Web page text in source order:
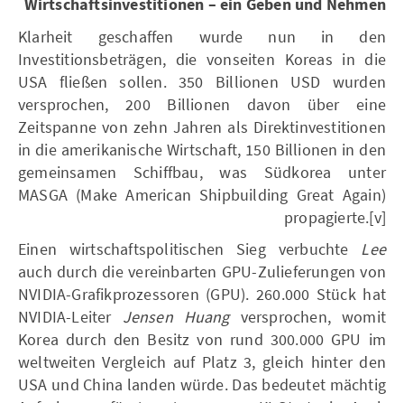
Wirtschaftsinvestitionen – ein Geben und Nehmen
Klarheit geschaffen wurde nun in den
Investitionsbeträgen, die vonseiten Koreas in die
USA fließen sollen. 350 Billionen USD wurden
versprochen, 200 Billionen davon über eine
Zeitspanne von zehn Jahren als Direktinvestitionen
in die amerikanische Wirtschaft, 150 Billionen in den
gemeinsamen Schiffbau, was Südkorea unter
MASGA (Make American Shipbuilding Great Again)
propagierte.[v]
Einen wirtschaftspolitischen Sieg verbuchte Lee
auch durch die vereinbarten GPU-Zulieferungen von
NVIDIA-Grafikprozessoren (GPU). 260.000 Stück hat
NVIDIA-Leiter Jensen Huangversprochen, womit
Korea durch den Besitz von rund 300.000 GPU im
weltweiten Vergleich auf Platz 3, gleich hinter den
USA und China landen würde. Das bedeutet mächtig